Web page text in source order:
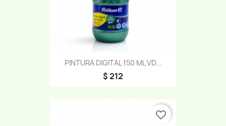
PINTURA DIGITAL 150 ML VD...
$ 212
favorite_border